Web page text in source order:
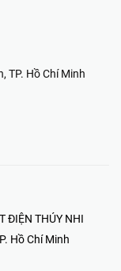
TP. Hồ Chí Minh
ĐIỆN THÚY NHI
Hồ Chí Minh